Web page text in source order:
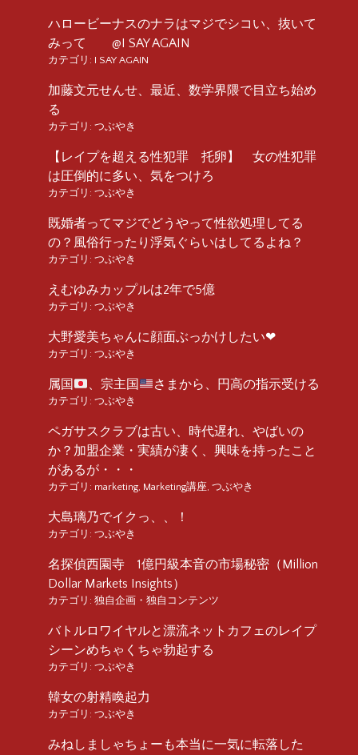
ハロービーナスのナラはマジでシコい、抜いて
みって @I SAY AGAIN
カテゴリ: I SAY AGAIN
加藤文元せんせ、最近、数学界隈で目立ち始め
る
カテゴリ: つぶやき
【レイプを超える性犯罪 托卵】 女の性犯罪
は圧倒的に多い、気をつけろ
カテゴリ: つぶやき
既婚者ってマジでどうやって性欲処理してる
の？風俗行ったり浮気ぐらいはしてるよね？
カテゴリ: つぶやき
えむゆみカップルは2年で5億
カテゴリ: つぶやき
大野愛美ちゃんに顔面ぶっかけしたい❤︎
カテゴリ: つぶやき
属国 、宗主国 さまから、円高の指示受ける
カテゴリ: つぶやき
ペガサスクラブは古い、時代遅れ、やばいの
か？加盟企業・実績が凄く、興味を持ったこと
があるが・・・
カテゴリ: marketing, Marketing講座, つぶやき
大島璃乃でイクっ、、！
カテゴリ: つぶやき
名探偵西園寺 1億円級本音の市場秘密（Million
Dollar Markets Insights）
カテゴリ: 独自企画・独自コンテンツ
バトルロワイヤルと漂流ネットカフェのレイプ
シーンめちゃくちゃ勃起する
カテゴリ: つぶやき
韓女の射精喚起力
カテゴリ: つぶやき
みねしましゃちょーも本当に一気に転落した